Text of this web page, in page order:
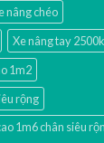
nâng chéo
Xe nâng tay
1m2
rộng
1m6 chân siêu